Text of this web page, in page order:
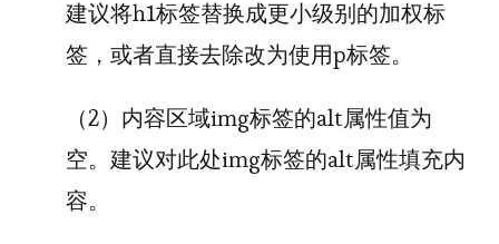
建议将h1标签替换成更小级别的加权标
签，或者直接去除改为使用p标签。
（2）内容区域img标签的alt属性值为
空。建议对此处img标签的alt属性填充内
容。